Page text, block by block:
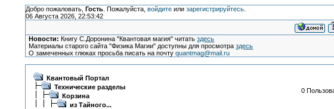
Добро пожаловать, Гость. Пожалуйста, войдитеили зарегистрируйтесь.
06 Августа 2026, 22:53:42
Новости: Книгу С.Доронина "Квантовая магия" читатьздесь
Материалы старого сайта "Физика Магии" доступны для просмотраздесь
О замеченных глюках просьба писать на почтуquantmag@mail.ru
Квантовый Портал
Технические разделы
Корзина
из Тайного...
0